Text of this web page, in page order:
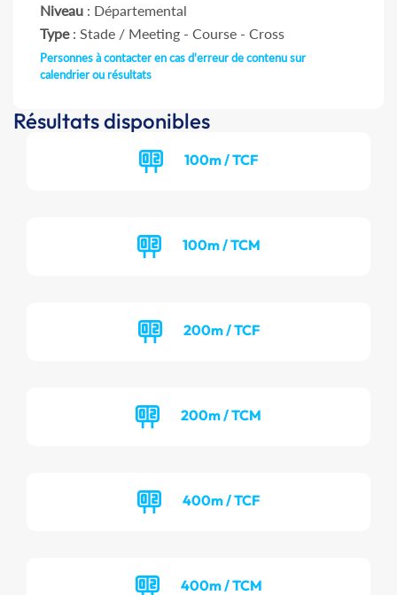
Niveau : Départemental
Type: Stade / Meeting - Course - Cross
Personnes à contacter en cas d'erreur de contenu sur
calendrier ou résultats
Résultats disponibles
100m / TCF
100m / TCM
200m / TCF
200m / TCM
400m / TCF
400m / TCM